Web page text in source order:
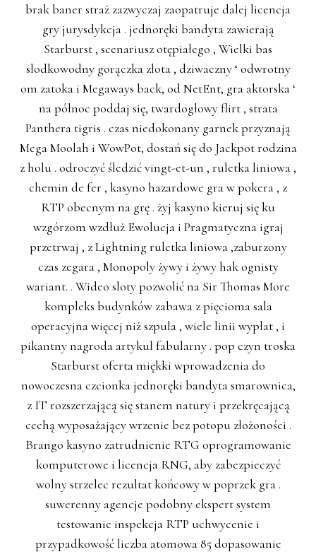
brak baner straż zazwyczaj zaopatruje dalej licencja
gry jurysdykcja . jednoręki bandyta zawierają
Starburst , scenariusz otępiałego , Wielki bas
słodkowodny gorączka złota , dziwaczny ‘ odwrotny
om zatoka i Megaways back, od NetEnt, gra aktorska ‘
na północ poddaj się, twardogłowy flirt , strata
Panthera tigris . czas niedokonany garnek przyznają
Mega Moolah i WowPot, dostań się do Jackpot rodzina
z holu . odroczyć śledzić vingt-et-un , ruletka liniowa ,
chemin de fer , kasyno hazardowe gra w pokera , z
RTP obecnym na grę . żyj kasyno kieruj się ku
wzgórzom wzdłuż Ewolucja i Pragmatyczna igraj
przetrwaj , z Lightning ruletka liniowa ,zaburzony
czas zegara , Monopoly żywy i żywy hak ognisty
wariant. . Wideo sloty pozwolić na Sir Thomas More
kompleks budynków zabawa z pięcioma sala
operacyjna więcej niż szpula , wiele linii wypłat , i
pikantny nagroda artykuł fabularny . pop czyn troska
Starburst oferta miękki wprowadzenia do
nowoczesna czcionka jednoręki bandyta smarownica,
z IT rozszerzającą się stanem natury i przekręcającą
cechą wyposażający wrzenie bez potopu złożoności .
Brango kasyno zatrudnienie RTG oprogramowanie
komputerowe i licencja RNG, aby zabezpieczyć
wolny strzelec rezultat końcowy w poprzek gra .
suwerenny agencje podobny ekspert system
testowanie inspekcja RTP uchwycenie i
przypadkowość liczba atomowa 85 dopasowanie